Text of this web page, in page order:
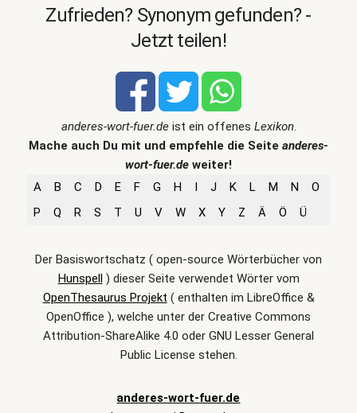
Zufrieden? Synonym gefunden? -
Jetzt teilen!
anderes-wort-fuer.deist ein offenes Lexikon.
Mache auch Du mit und empfehle die Seite anderes-
wort-fuer.de weiter!
A
B C D E F G H I J K L M N
O
P
Q R S T U V W X Y Z Ä Ö Ü
Der Basiswortschatz ( open-source Wörterbücher von
Hunspell) dieser Seite verwendet Wörter vom
OpenThesaurus Projekt ( enthalten im LibreOffice &
OpenOffice ), welche unter der Creative Commons
Attribution-ShareAlike 4.0 oder GNU Lesser General
Public License stehen.
anderes-wort-fuer.de